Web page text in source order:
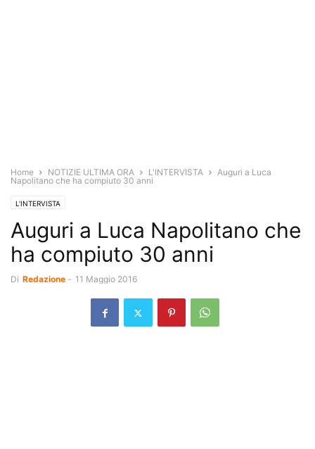
Home NOTIZIE ULTIMA ORA L'INTERVISTA
Auguri a Luca
Napolitano che ha compiuto 30 anni
L'INTERVISTA
Auguri a Luca Napolitano che
ha compiuto 30 anni
Di Redazione - 11 Maggio 2016